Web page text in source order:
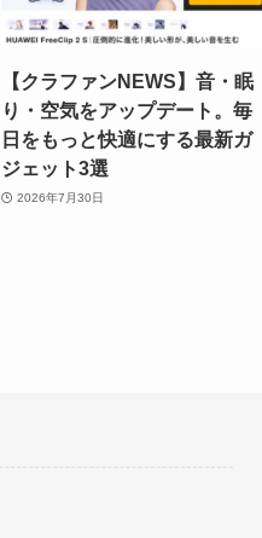
【クラファンNEWS】音・眠
り・空気をアップデート。毎
日をもっと快適にする最新ガ
ジェット3選
2026年7月30日